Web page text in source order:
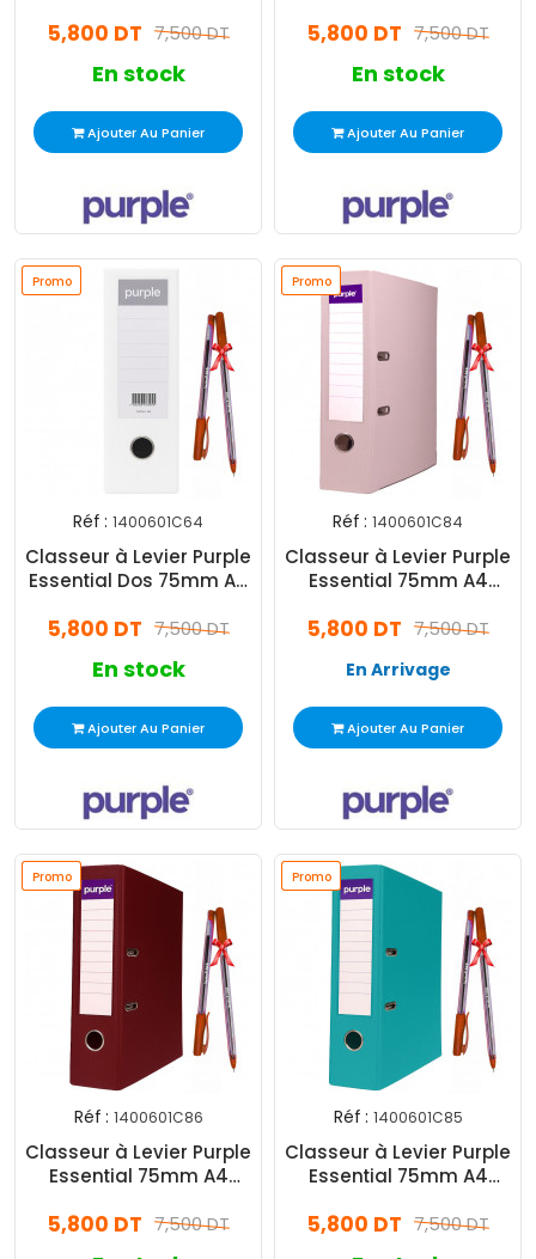
7,500 DT
5,800 DT
En stock
Ajouter Au Panier
7,500 DT
5,800 DT
En stock
Ajouter Au Panier
Promo
Promo
Réf : 1400601C64
Classeur à Levier Purple
Essential Dos 75mm A4
7,500 DT
5,800 DT
En stock
Ajouter Au Panier
Promo
Promo
Réf : 1400601C84
Classeur à Levier Purple
Essential 75mm A4
7,500 DT
5,800 DT
En Arrivage
Ajouter Au Panier
Promo
Promo
Réf : 1400601C86
Classeur à Levier Purple
Essential 75mm A4
7,500 DT
5,800 DT
Promo
Promo
Réf : 1400601C85
Classeur à Levier Purple
Essential 75mm A4
7,500 DT
5,800 DT